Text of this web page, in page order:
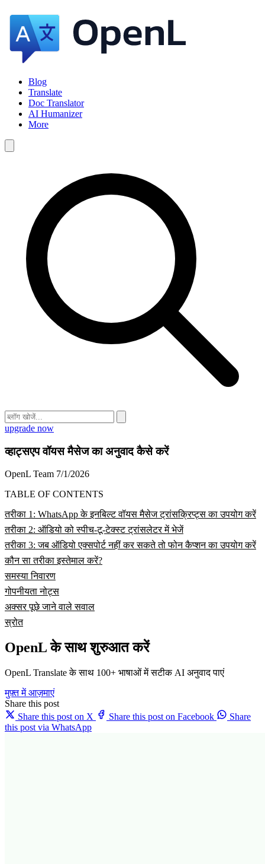
Blog
Translate
Doc Translator
AI Humanizer
More
upgrade now
व्हाट्सएप वॉयस मैसेज का अनुवाद कैसे करें
OpenL Team 7/1/2026
TABLE OF CONTENTS
तरीका 1: WhatsApp के इनबिल्ट वॉयस मैसेज ट्रांसक्रिप्ट्स का उपयोग करें
तरीका 2: ऑडियो को स्पीच-टू-टेक्स्ट ट्रांसलेटर में भेजें
तरीका 3: जब ऑडियो एक्सपोर्ट नहीं कर सकते तो फोन कैप्शन का उपयोग करें
कौन सा तरीका इस्तेमाल करें?
समस्या निवारण
गोपनीयता नोट्स
अक्सर पूछे जाने वाले सवाल
स्रोत
OpenL के साथ शुरुआत करें
OpenL Translate के साथ 100+ भाषाओं में सटीक AI अनुवाद पाएं
मुफ़्त में आज़माएं
Share this post
Share this post on X
Share this post on Facebook
Share
this post via WhatsApp